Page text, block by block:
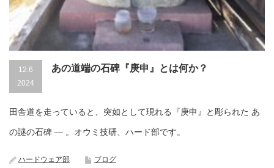
12.6
2024
あの道端の石碑『庚申』とは何か？
田舎道を走っていると、突如として現れる『庚申』と彫られた あ
の謎の石碑 ― 。オウミ技研、ハード部です。
ハードウェア部
ブログ